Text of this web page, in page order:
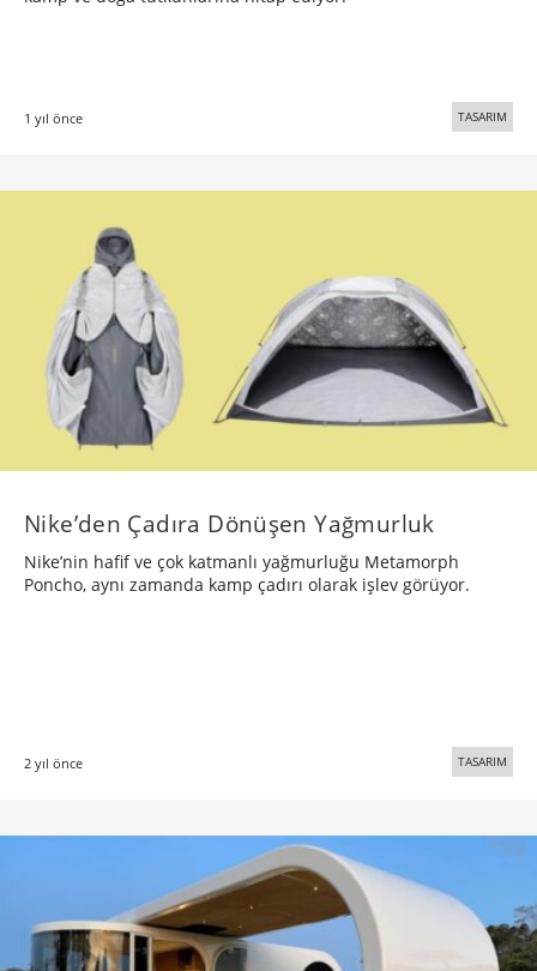
1 yıl önce TASARIM
Nike’den Çadıra Dönüşen Yağmurluk
Nike’nin hafif ve çok katmanlı yağmurluğu Metamorph
Poncho, aynı zamanda kamp çadırı olarak işlev görüyor.
2 yıl önce TASARIM